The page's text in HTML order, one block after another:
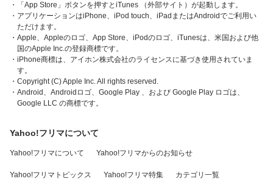
・「App Store」ボタンを押すとiTunes （外部サイト）が起動します。
・アプリケーションはiPhone、iPod touch、iPadまたはAndroidでご利用い
ただけます。
・Apple、Appleのロゴ、App Store、iPodのロゴ、iTunesは、米国および他
国のApple Inc.の登録商標です。
・iPhone商標は、アイホン株式会社のライセンスに基づき使用されていま
す。
・Copyright (C) Apple Inc. All rights reserved.
・Android、Androidロゴ、Google Play 、および Google Play ロゴは、
Google LLC の商標です。
Yahoo!フリマについて
Yahoo!フリマについて Yahoo!フリマからのお知らせ
Yahoo!フリマトピックス Yahoo!フリマ特集 カテゴリ一覧